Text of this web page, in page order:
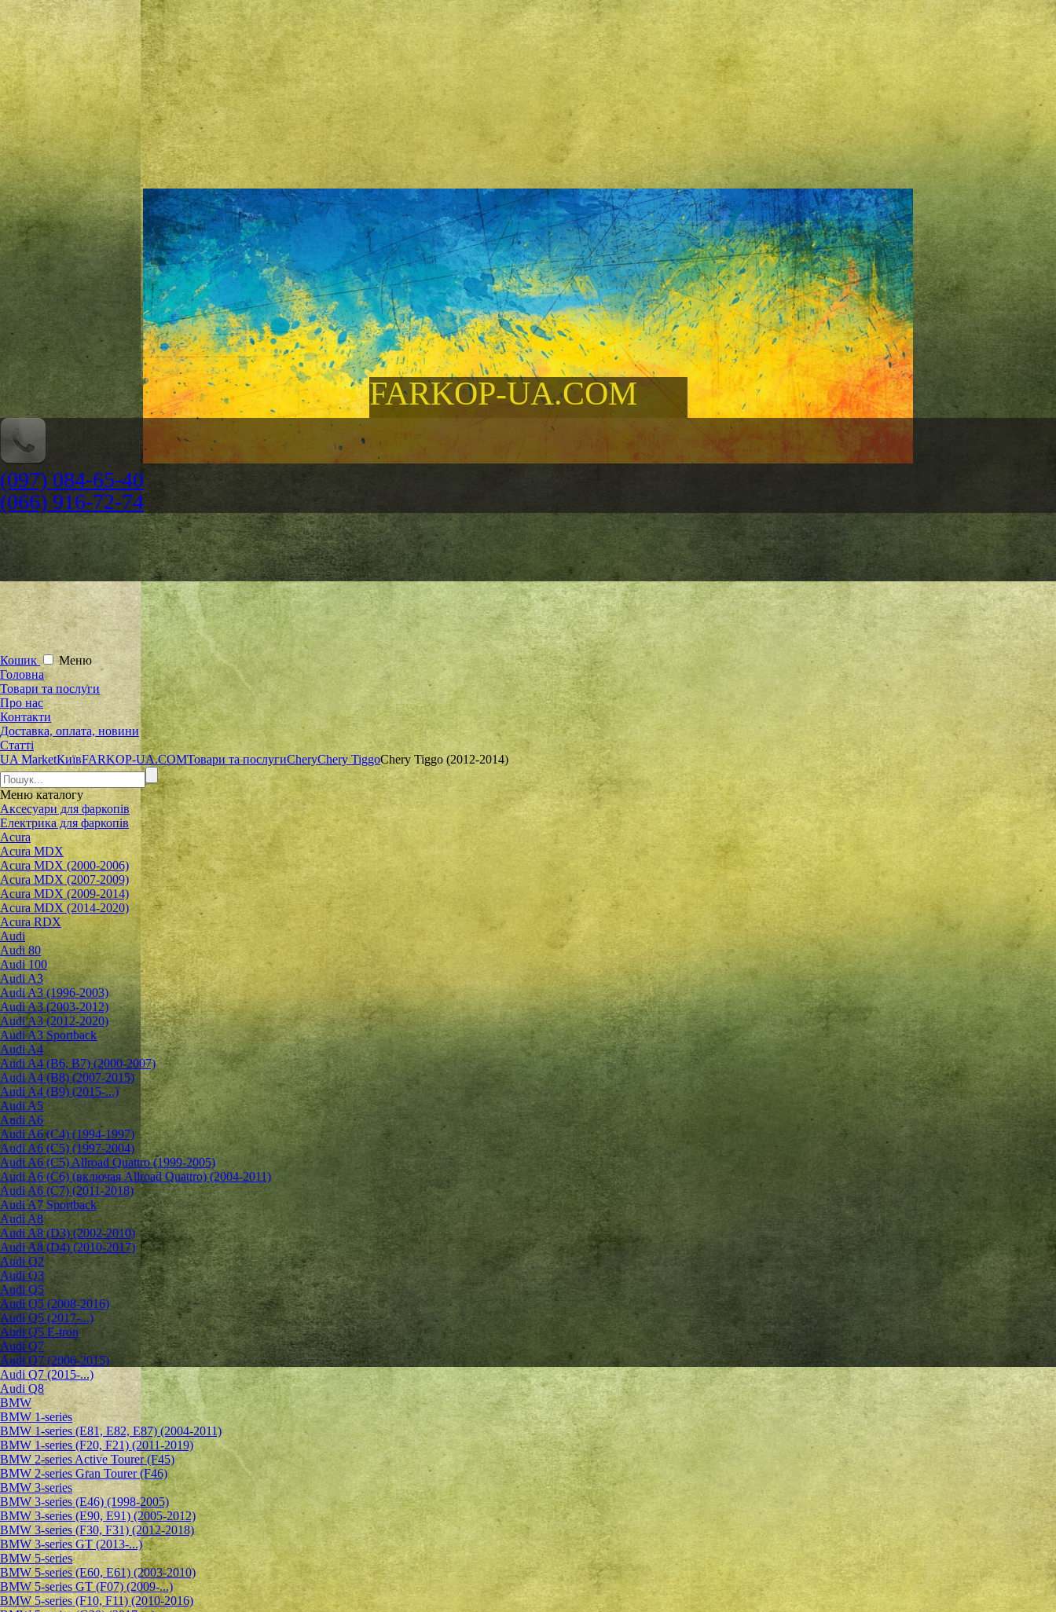
FARKOP-UA.COM
(097) 084-65-40
(066) 916-72-74
Кошик
Меню
Головна
Товари та послуги
Про нас
Контакти
Доставка, оплата, новини
Статті
UA MarketКиївFARKOP-UA.COMТовари та послугиCheryChery TiggoChery Tiggo (2012-2014)
Менюкаталогу
Аксесуари для фаркопів
Електрика для фаркопів
Acura
Acura MDX
Acura MDX (2000-2006)
Acura MDX (2007-2009)
Acura MDX (2009-2014)
Acura MDX (2014-2020)
Acura RDX
Audi
Audi 80
Audi 100
Audi A3
Audi A3 (1996-2003)
Audi A3 (2003-2012)
Audi A3 (2012-2020)
Audi A3 Sportback
Audi A4
Audi A4 (B6, B7) (2000-2007)
Audi A4 (B8) (2007-2015)
Audi A4 (B9) (2015-...)
Audi A5
Audi A6
Audi A6 (C4) (1994-1997)
Audi A6 (C5) (1997-2004)
Audi A6 (C5) Allroad Quattro (1999-2005)
Audi A6 (C6) (включая Allroad Quattro) (2004-2011)
Audi A6 (C7) (2011-2018)
Audi A7 Sportback
Audi A8
Audi A8 (D3) (2002-2010)
Audi A8 (D4) (2010-2017)
Audi Q2
Audi Q3
Audi Q5
Audi Q5 (2008-2016)
Audi Q5 (2017-...)
Audi Q5 E-tron
Audi Q7
Audi Q7 (2006-2015)
Audi Q7 (2015-...)
Audi Q8
BMW
BMW 1-series
BMW 1-series (E81, E82, E87) (2004-2011)
BMW 1-series (F20, F21) (2011-2019)
BMW 2-series Active Tourer (F45)
BMW 2-series Gran Tourer (F46)
BMW 3-series
BMW 3-series (E46) (1998-2005)
BMW 3-series (E90, E91) (2005-2012)
BMW 3-series (F30, F31) (2012-2018)
BMW 3-series GT (2013-...)
BMW 5-series
BMW 5-series (E60, E61) (2003-2010)
BMW 5-series GT (F07) (2009-...)
BMW 5-series (F10, F11) (2010-2016)